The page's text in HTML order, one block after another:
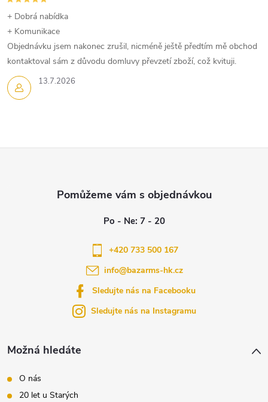
13.7.2026
+ Dobrá nabídka
+ Komunikace
Objednávku jsem nakonec zrušil, nicméně ještě předtím mě obchod
kontaktoval sám z důvodu domluvy převzetí zboží, což kvituji.
Možná hledáte
O nás
20 let u Starých
info@bazarms-hk.cz
+420 733 500 167
Sledujte nás na Facebooku
Sledujte nás na Instagramu